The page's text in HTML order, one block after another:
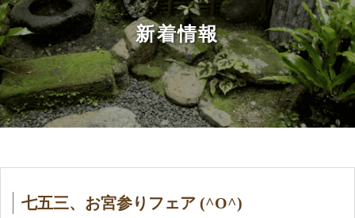
十文字屋について
オンラインショップ
新着情報
七五三、お宮参りフェア (^O^)